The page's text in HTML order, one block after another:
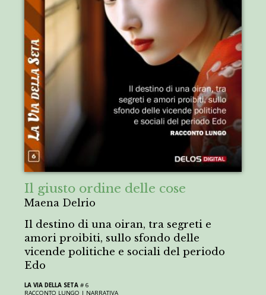
Il giusto ordine delle cose
Maena Delrio
Il destino di una oiran, tra segreti e
amori proibiti, sullo sfondo delle
vicende politiche e sociali del periodo
Edo
LA VIA DELLA SETA # 6
RACCONTO LUNGO | NARRATIVA